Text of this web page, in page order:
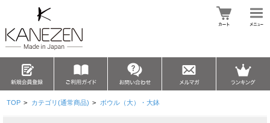
TOP > カテゴリ(通常商品) > ボウル（大）・大鉢